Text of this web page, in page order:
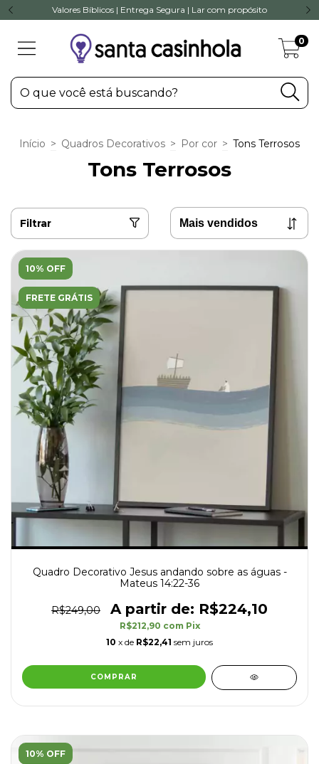
Valores Bíblicos | Entrega Segura | Lar com propósito
0
Início > Quadros Decorativos > Por cor > Tons Terrosos
Tons Terrosos
Filtrar
10% OFF
FRETE GRÁTIS
Quadro Decorativo Jesus andando sobre as águas -
Mateus 14:22-36
R$249,00 R$224,10
R$212,90 com Pix
10 x de R$22,41 sem juros
COMPRAR
10% OFF